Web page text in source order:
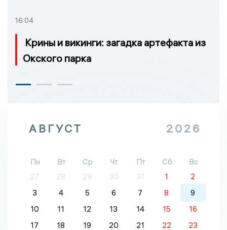
16:04
Крины и викинги: загадка артефакта из
Окского парка
АВГУСТ 2026
Пн Вт Ср Чт Пт Сб
Вс
27
28 29 30 31 1
2
3
4 5 6 7 8
9
10
11 12 13 14 15
16
17
18 19 20 21 22 23